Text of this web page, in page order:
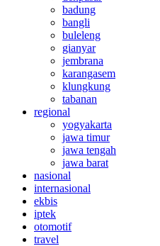
badung
bangli
buleleng
gianyar
jembrana
karangasem
klungkung
tabanan
regional
yogyakarta
jawa timur
jawa tengah
jawa barat
nasional
internasional
ekbis
iptek
otomotif
travel